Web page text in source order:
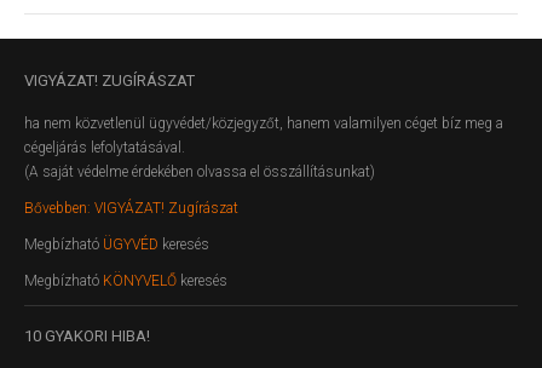
VIGYÁZAT! ZUGÍRÁSZAT
ha nem közvetlenül ügyvédet/közjegyzőt, hanem valamilyen céget bíz meg a
cégeljárás lefolytatásával.
(A saját védelme érdekében olvassa el összállításunkat)
Bővebben: VIGYÁZAT! Zugírászat
Megbízható ÜGYVÉD keresés
Megbízható KÖNYVELŐ keresés
10 GYAKORI HIBA!